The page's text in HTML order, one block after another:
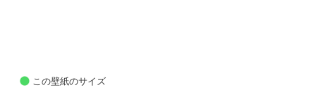
この壁紙のサイズ